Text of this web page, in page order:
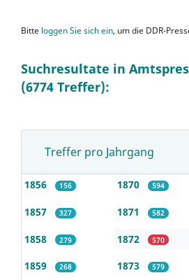
Bitte loggen Sie sich ein, um die DDR-
Suchresultate in
(6774 Treffer):
Treffer pro Jahrgang
1856 156
1857 327
1858 279
1859 268
1870 594
1871 582
1872 570
1873 579